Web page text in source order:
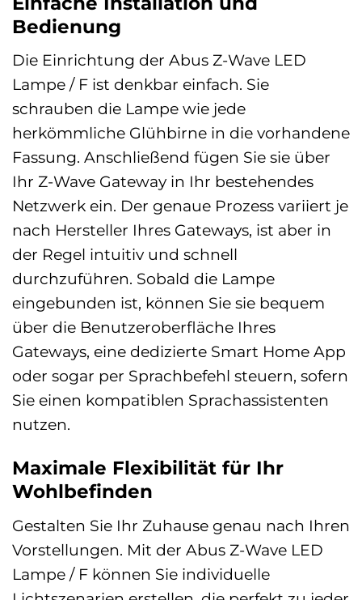
Bedienung
Die Einrichtung der Abus Z-Wave LED
Lampe / F ist denkbar einfach. Sie
schrauben die Lampe wie jede
herkömmliche Glühbirne in die vorhandene
Fassung. Anschließend fügen Sie sie über
Ihr Z-Wave Gateway in Ihr bestehendes
Netzwerk ein. Der genaue Prozess variiert je
nach Hersteller Ihres Gateways, ist aber in
der Regel intuitiv und schnell
durchzuführen. Sobald die Lampe
eingebunden ist, können Sie sie bequem
über die Benutzeroberfläche Ihres
Gateways, eine dedizierte Smart Home App
oder sogar per Sprachbefehl steuern, sofern
Sie einen kompatiblen Sprachassistenten
nutzen.
Maximale Flexibilität für Ihr
Wohlbefinden
Gestalten Sie Ihr Zuhause genau nach Ihren
Vorstellungen. Mit der Abus Z-Wave LED
Lampe / F können Sie individuelle